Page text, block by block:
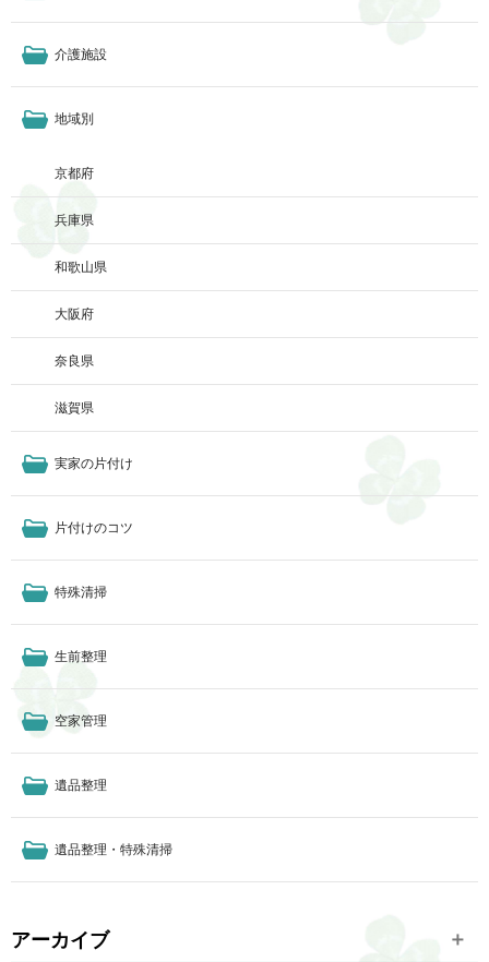
介護施設
地域別
京都府
兵庫県
和歌山県
大阪府
奈良県
滋賀県
実家の片付け
片付けのコツ
特殊清掃
生前整理
空家管理
遺品整理
遺品整理・特殊清掃
アーカイブ